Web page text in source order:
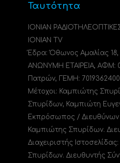
Ταυτότητα
ΙΟΝΙΑΝ
IONIAN TV
Έδρα: Όθωνος Αμαλίας 18,
ΑΝΩΝΥΜΗ ΕΤΑΙΡΕΙΑ, ΑΦΜ:
Πατρών, ΓΕΜΗ:
Μέτοχοι: Καμπιώτης
Σπυρίδων, Καμπιώτη
Εκπρόσωπος / Διευθύνων
Καμπιώτης Σπυρίδων.
Διαχειριστής
Σπυρίδων. Διευθυντής